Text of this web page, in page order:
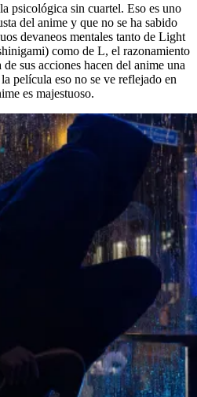
psicológica sin cuartel. Eso es uno
del anime y que no se ha sabido
devaneos mentales tanto de Light
como de L, el razonamiento
sus acciones hacen del anime una
película eso no se ve reflejado en
es majestuoso.